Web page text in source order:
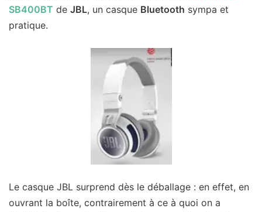
SB400BT de JBL, un casque Bluetooth sympa et
pratique.
Le casque JBL surprend dès le déballage : en effet, en
ouvrant la boîte, contrairement à ce à quoi on a